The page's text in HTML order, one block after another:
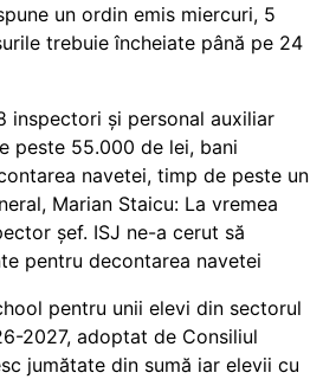
un ordin emis miercuri, 5
trebuie încheiate până pe 24
inspectori și personal auxiliar
peste 55.000 de lei, bani
navetei, timp de peste un
Marian Staicu: La vremea
șef. ISJ ne-a cerut să
pentru decontarea navetei
pentru unii elevi din sectorul
2027, adoptat de Consiliul
jumătate din sumă iar elevii cu